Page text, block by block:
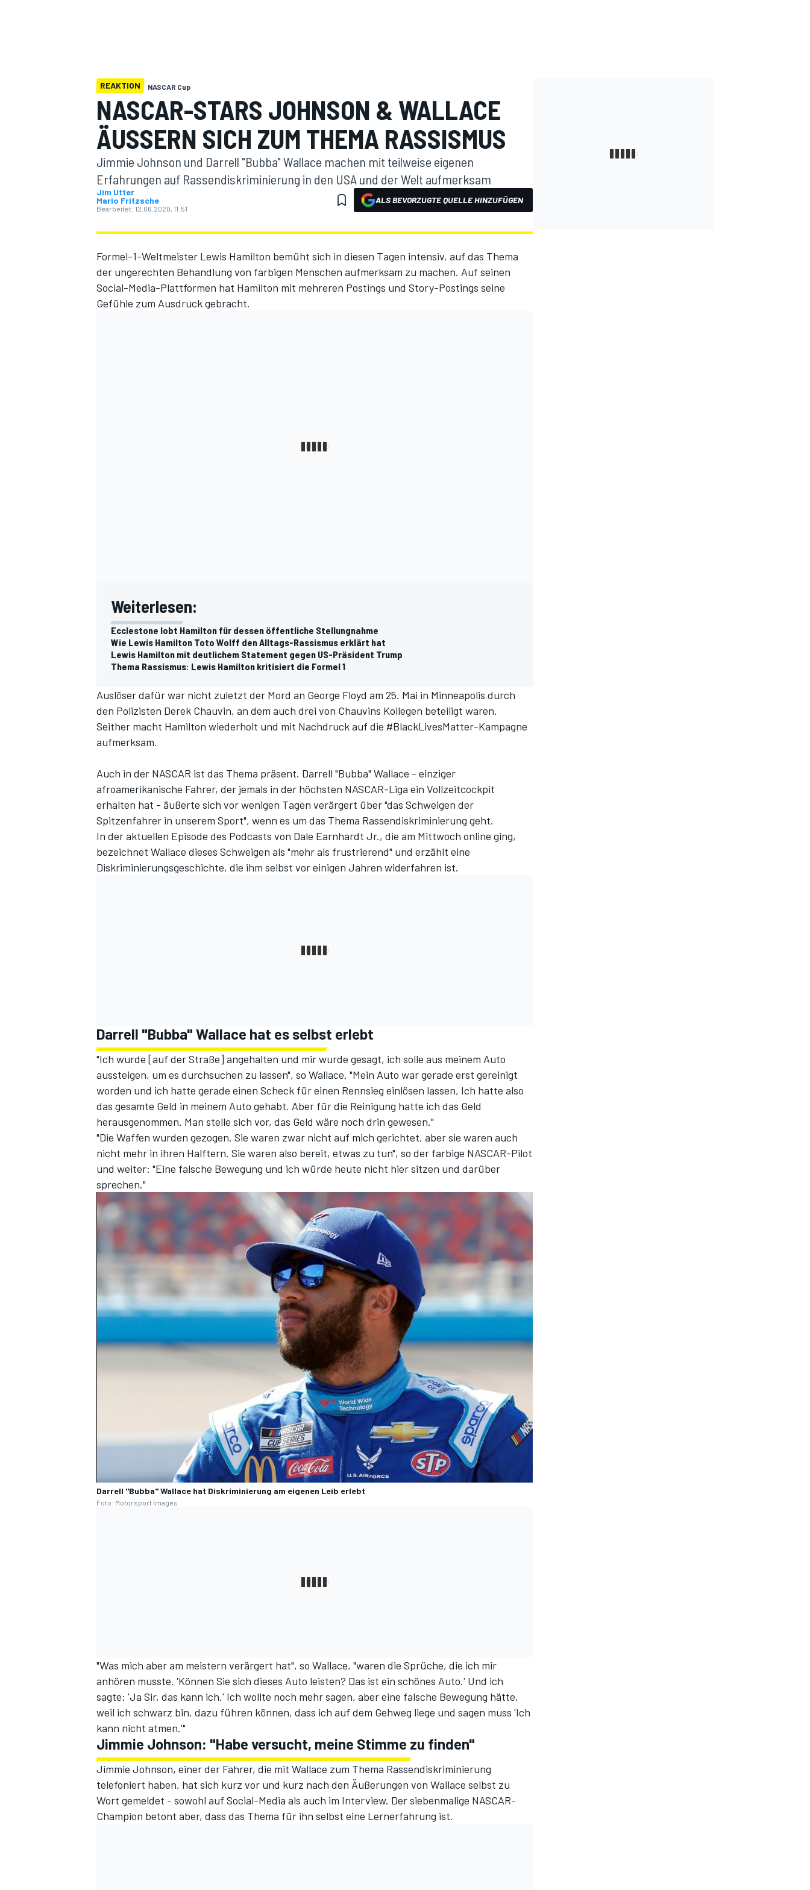
MOTOGP
REAKTION NASCAR Cup
NASCAR-STARS JOHNSON & WALLACE
ÄUSSERN SICH ZUM THEMA RASSISMUS
Jimmie Johnson und Darrell "Bubba" Wallace machen mit teilweise eigenen
Erfahrungen auf Rassendiskriminierung in den USA und der Welt aufmerksam
Jim Utter
Mario Fritzsche
Bearbeitet: 12.06.2020, 11:51
ALS BEVORZUGTE QUELLE HINZUFÜGEN
Formel-1-Weltmeister Lewis Hamilton bemüht sich in diesen Tagen intensiv, auf das Thema
der ungerechten Behandlung von farbigen Menschen aufmerksam zu machen. Auf seinen
Social-Media-Plattformen hat Hamilton mit mehreren Postings und Story-Postings seine
Gefühle zum Ausdruck gebracht.
Weiterlesen:
Ecclestone lobt Hamilton für dessen öffentliche Stellungnahme
Wie Lewis Hamilton Toto Wolff den Alltags-Rassismus erklärt hat
Lewis Hamilton mit deutlichem Statement gegen US-Präsident Trump
Thema Rassismus: Lewis Hamilton kritisiert die Formel 1
Auslöser dafür war nicht zuletzt der Mord an George Floyd am 25. Mai in Minneapolis durch
den Polizisten Derek Chauvin, an dem auch drei von Chauvins Kollegen beteiligt waren.
Seither macht Hamilton wiederholt und mit Nachdruck auf die #BlackLivesMatter-Kampagne
aufmerksam.
Auch in der NASCAR ist das Thema präsent. Darrell "Bubba" Wallace - einziger
afroamerikanische Fahrer, der jemals in der höchsten NASCAR-Liga ein Vollzeitcockpit
erhalten hat - äußerte sich vor wenigen Tagen verärgert über "das Schweigen der
Spitzenfahrer in unserem Sport", wenn es um das Thema Rassendiskriminierung geht.
In deraktuellen Episode des Podcasts von Dale Earnhardt Jr., die am Mittwoch online ging,
bezeichnet Wallace dieses Schweigen als "mehr als frustrierend" und erzählt eine
Diskriminierungsgeschichte, die ihm selbst vor einigen Jahren widerfahren ist.
Darrell "Bubba" Wallace hat es selbst erlebt
"Ich wurde [auf der Straße] angehalten und mir wurde gesagt, ich solle aus meinem Auto
aussteigen, um es durchsuchen zu lassen", so Wallace. "Mein Auto war gerade erst gereinigt
worden und ich hatte gerade einen Scheck für einen Rennsieg einlösen lassen, Ich hatte also
das gesamte Geld in meinem Auto gehabt. Aber für die Reinigung hatte ich das Geld
herausgenommen. Man stelle sich vor, das Geld wäre noch drin gewesen."
"Die Waffen wurden gezogen. Sie waren zwar nicht auf mich gerichtet, aber sie waren auch
nicht mehr in ihren Halftern. Sie waren also bereit, etwas zu tun", so der farbige NASCAR-Pilot
und weiter: "Eine falsche Bewegung und ich würde heute nicht hier sitzen und darüber
sprechen."
Darrell "Bubba" Wallace hat Diskriminierung am eigenen Leib erlebt
Foto: Motorsport Images
"Was mich aber am meistern verärgert hat", so Wallace, "waren die Sprüche, die ich mir
anhören musste. 'Können Sie sich dieses Auto leisten? Das ist ein schönes Auto.' Und ich
sagte: 'Ja Sir, das kann ich.' Ich wollte noch mehr sagen, aber eine falsche Bewegung hätte,
weil ich schwarz bin, dazu führen können, dass ich auf dem Gehweg liege und sagen muss 'Ich
kann nicht atmen.'"
Jimmie Johnson: "Habe versucht, meine Stimme zu finden"
Jimmie Johnson, einer der Fahrer, die mit Wallace zum Thema Rassendiskriminierung
telefoniert haben, hat sich kurz vor und kurz nach den Äußerungen von Wallace selbst zu
Wort gemeldet - sowohl auf Social-Media als auch im Interview. Der siebenmalige NASCAR-
Champion betont aber, dass das Thema für ihn selbst eine Lernerfahrung ist.